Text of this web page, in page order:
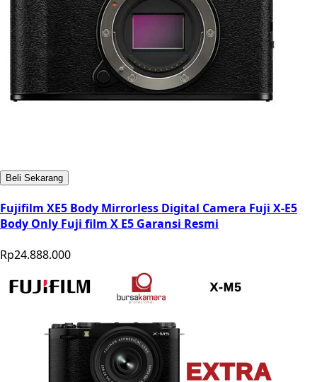
Beli Sekarang
Fujifilm XE5 Body Mirrorless Digital Camera Fuji X-E5
Body Only Fuji film X E5 Garansi Resmi
Rp24.888.000